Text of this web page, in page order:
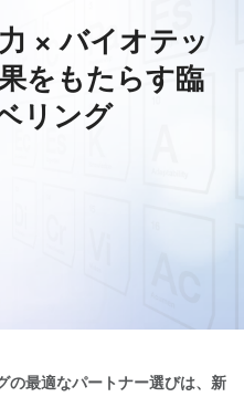
× バイオテッ
をもたらす臨
リング
の最適なパートナー選びは、新